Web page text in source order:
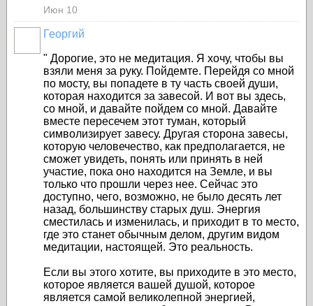
Июн 10
Георгий
" Дорогие, это не медитация. Я хочу, чтобы вы
взяли меня за руку. Пойдемте. Перейдя со мной
по мосту, вы попадете в ту часть своей души,
которая находится за завесой. И вот вы здесь,
со мной, и давайте пойдем со мной. Давайте
вместе пересечем этот туман, который
символизирует завесу. Другая сторона завесы,
которую человечество, как предполагается, не
сможет увидеть, понять или принять в ней
участие, пока оно находится на Земле, и вы
только что прошли через нее. Сейчас это
доступно, чего, возможно, не было десять лет
назад, большинству старых душ. Энергия
сместилась и изменилась, и приходит в то место,
где это станет обычным делом, другим видом
медитации, настоящей. Это реальность.
Если вы этого хотите, вы приходите в это место,
которое является вашей душой, которое
является самой великолепной энергией,